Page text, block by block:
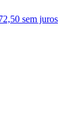
sem juros